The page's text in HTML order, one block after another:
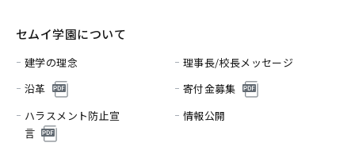
セムイ学園について
建学の理念
理事長/校長メッセージ
沿革
寄付金募集
ハラスメント防止宣
言
情報公開